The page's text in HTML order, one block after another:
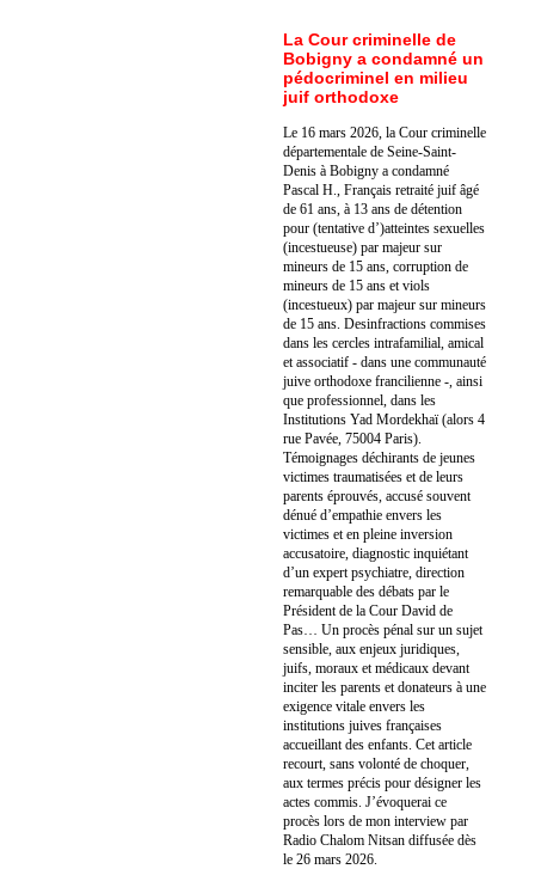
La Cour criminelle de
Bobigny a condamné un
pédocriminel en milieu
juif orthodoxe
Le 16 mars 2026, la Cour criminelle
départementale de Seine-Saint-
Denis à Bobigny a condamné
Pascal H., Français retraité juif âgé
de 61 ans, à 13 ans de détention
pour (tentative d’)atteintes sexuelles
(incestueuse) par majeur sur
mineurs de 15 ans, corruption de
mineurs de 15 ans et viols
(incestueux) par majeur sur mineurs
de 15 ans. Desinfractions commises
dans les cercles intrafamilial, amical
et associatif - dans une communauté
juive orthodoxe francilienne -, ainsi
que professionnel, dans les
Institutions Yad Mordekhaï (alors 4
rue Pavée, 75004 Paris).
Témoignages déchirants de jeunes
victimes traumatisées et de leurs
parents éprouvés, accusé souvent
dénué d’empathie envers les
victimes et en pleine inversion
accusatoire, diagnostic inquiétant
d’un expert psychiatre, direction
remarquable des débats par le
Président de la Cour David de
Pas… Un procès pénal sur un sujet
sensible, aux enjeux juridiques,
juifs, moraux et médicaux devant
inciter les parents et donateurs à une
exigence vitale envers les
institutions juives françaises
accueillant des enfants. Cet article
recourt, sans volonté de choquer,
aux termes précis pour désigner les
actes commis. J’évoquerai ce
procès lors de mon interview par
Radio Chalom Nitsan diffusée dès
le 26 mars 2026.